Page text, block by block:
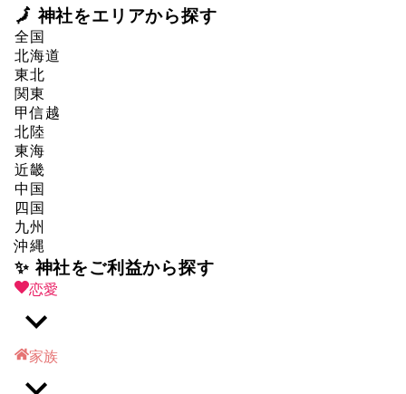
🗾 神社をエリアから探す
全国
北海道
東北
関東
甲信越
北陸
東海
近畿
中国
四国
九州
沖縄
✨ 神社をご利益から探す
恋愛
家族